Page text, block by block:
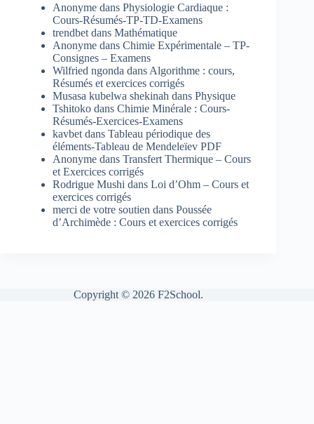
Anonyme dans Physiologie Cardiaque :
Cours-Résumés-TP-TD-Examens
trendbet dans Mathématique
Anonyme dans Chimie Expérimentale – TP-
Consignes – Examens
Wilfried ngonda dans Algorithme : cours,
Résumés et exercices corrigés
Musasa kubelwa shekinah dans Physique
Tshitoko dans Chimie Minérale : Cours-
Résumés-Exercices-Examens
kavbet dans Tableau périodique des
éléments-Tableau de Mendeleïev PDF
Anonyme dans Transfert Thermique – Cours
et Exercices corrigés
Rodrigue Mushi dans Loi d’Ohm – Cours et
exercices corrigés
merci de votre soutien dans Poussée
d’Archimède : Cours et exercices corrigés
Copyright © 2026 F2School.